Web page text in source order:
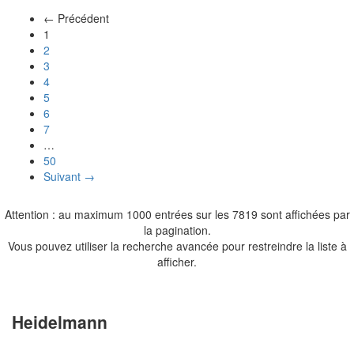
← Précédent
1
2
3
4
5
6
7
…
50
Suivant →
Attention : au maximum 1000 entrées sur les 7819 sont affichées par
la pagination.
Vous pouvez utiliser la recherche avancée pour restreindre la liste à
afficher.
Heidelmann